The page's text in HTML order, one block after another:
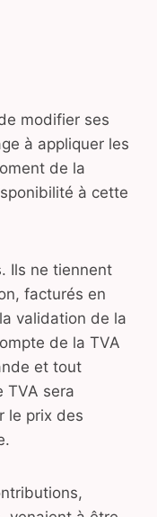
modifier ses
à appliquer les
de la
à cette
Ils ne tiennent
facturés en
validation de la
de la TVA
et tout
TVA sera
le prix des